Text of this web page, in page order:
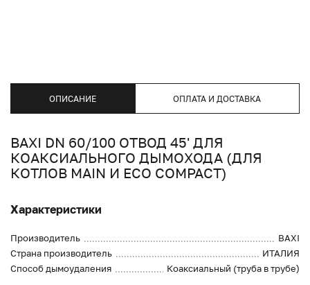
ОПИСАНИЕ ОПЛАТА И ДОСТАВКА
BAXI DN 60/100 ОТВОД 45' ДЛЯ
КОАКСИАЛЬНОГО ДЫМОХОДА (ДЛЯ
КОТЛОВ MAIN И ECO COMPACT)
Характеристики
Производитель
BAXI
Страна производитель
ИТАЛИЯ
Способ дымоудаления
Коаксиальный (труба в трубе)